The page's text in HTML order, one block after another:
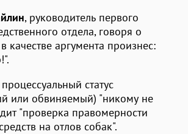
, руководитель первого
отдела, говоря о
качестве аргумента произнес:
статус
или обвиняемый) "никому не
"проверка правомерности
на отлов собак".